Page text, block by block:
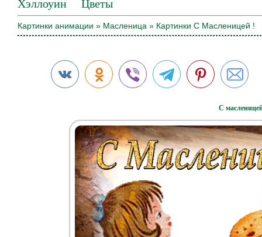
Хэллоуин
Цветы
Картинки анимации » Масленица » Картинки С Масленицей !
С